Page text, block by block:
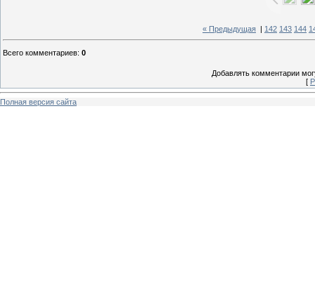
« Предыдущая 142 143 144
Всего комментариев: 0
Добавлять комментарии
[
Полная версия сайта